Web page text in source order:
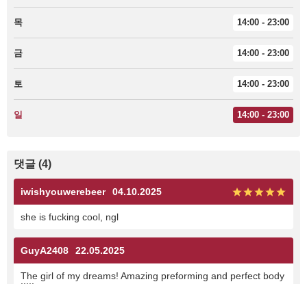
목 14:00 - 23:00
금 14:00 - 23:00
토 14:00 - 23:00
일 14:00 - 23:00
댓글 (4)
iwishyouwerebeer 04.10.2025
she is fucking cool, ngl
GuyA2408 22.05.2025
The girl of my dreams! Amazing preforming and perfect body